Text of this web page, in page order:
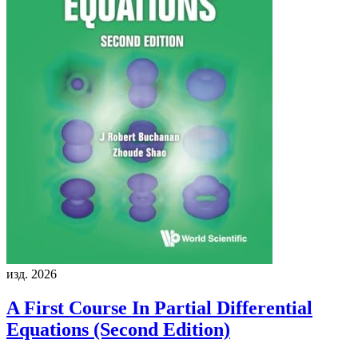
изд. 2026
A First Course In Partial Differential
Equations (Second Edition)